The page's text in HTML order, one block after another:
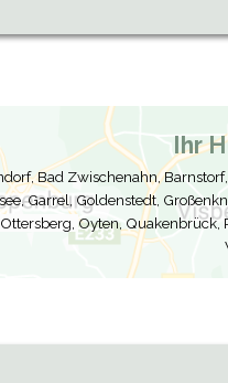
Ihr
Bad Zwischenahn,
Garrel, Goldenstedt,
Ottersberg, Oyten, Quakenbrück,